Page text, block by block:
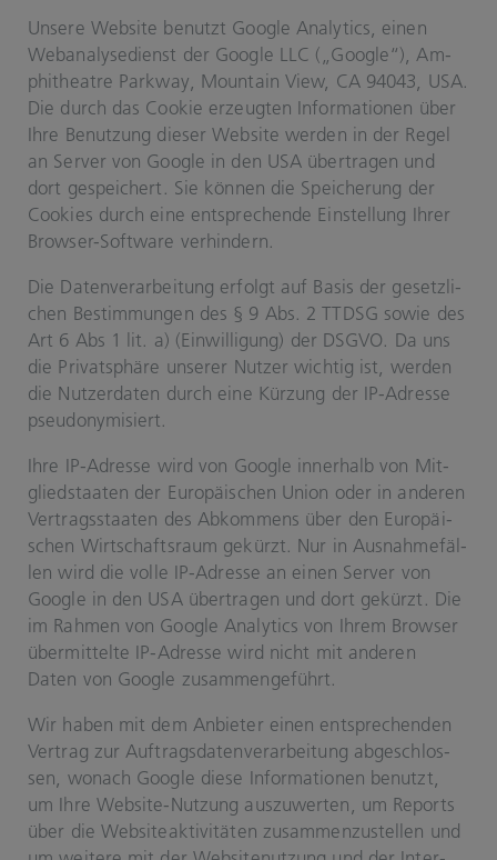
Un­se­re Web­site be­nutzt Goog­le Ana­ly­tics, einen
Web­ana­ly­se­dienst der Goog­le LLC („Goog­le“), Am­
phi­thea­t­re Park­way, Moun­tain View, CA 94043, USA.
Die durch das Coo­kie er­zeug­ten In­for­ma­tio­nen über
Ihre Be­nut­zung die­ser Web­site wer­den in der Regel
an Ser­ver von Goog­le in den USA über­tra­gen und
dort ge­spei­chert. Sie kön­nen die Spei­che­rung der
Coo­kies durch eine ent­spre­chen­de Ein­stel­lung Ihrer
Browser-​​​Soft­ware ver­hin­dern.
Die Da­ten­ver­ar­bei­tung er­folgt auf Basis der ge­setz­li­
chen Be­stim­mun­gen des § 9 Abs. 2 TTDSG sowie des
Art 6 Abs 1 lit. a) (Ein­wil­li­gung) der DSGVO. Da uns
die Pri­vat­sphä­re un­se­rer Nut­zer wich­tig ist, wer­den
die Nut­zer­da­ten durch eine Kür­zung der IP-​Adres­se
pseud­ony­mi­siert.
Ihre IP-​Adres­se wird von Goog­le in­ner­halb von Mit­
glied­staa­ten der Eu­ro­päi­schen Union oder in an­de­ren
Ver­trags­staa­ten des Ab­kom­mens über den Eu­ro­päi­
schen Wirt­schafts­raum ge­kürzt. Nur in Aus­nah­me­fäl­
len wird die volle IP-​Adres­se an einen Ser­ver von
Goog­le in den USA über­tra­gen und dort ge­kürzt. Die
im Rah­men von Goog­le Ana­ly­tics von Ihrem Brow­ser
über­mit­tel­te IP-​Adres­se wird nicht mit an­de­ren
Daten von Goog­le zu­sam­men­ge­führt.
Wir haben mit dem An­bie­ter einen ent­spre­chen­den
Ver­trag zur Auf­trags­da­ten­ver­ar­bei­tung ab­ge­schlos­
sen, wo­nach Goog­le diese In­for­ma­tio­nen be­nutzt,
um Ihre Website-​​​Nut­zung aus­zu­wer­ten, um Re­ports
über die Web­siteak­ti­vi­tä­ten zu­sam­men­zu­stel­len und